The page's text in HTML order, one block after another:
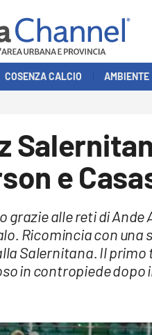
COSENZA CALCIO AMBIENTE
e
alle reti di Ande
Ricomincia con
Salernitana. Il
in contropiede dopo